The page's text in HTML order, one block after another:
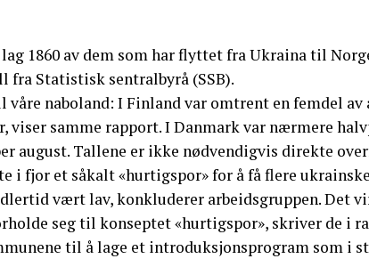
1860 av dem som har flyttet fra Ukraina til
fra Statistisk sentralbyrå (SSB).
våre naboland: I Finland var omtrent en femdel
viser samme rapport. I Danmark var nærmere
august. Tallene er ikke nødvendigvis direkte
i fjor et såkalt «hurtigspor» for å få flere
vært lav, konkluderer arbeidsgruppen. Det
seg til konseptet «hurtigspor», skriver de i
til å lage et introduksjonsprogram som i